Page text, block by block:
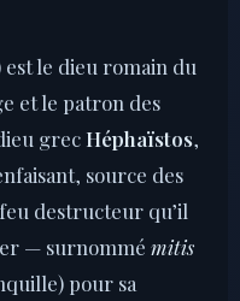
est le dieu romain du
et le patron des
grec Héphaïstos,
source des
destructeur qu’il
— surnommé mitis
pour sa